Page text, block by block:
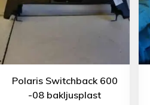
Polaris Switchback 600
-08 bakljusplast